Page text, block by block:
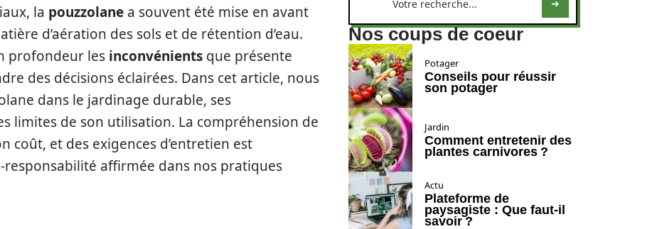
la pouzzolane a souvent été mise en avant
d’aération des sols et de rétention d’eau.
profondeur les inconvénients que présente
des décisions éclairées. Dans cet article, nous
dans le jardinage durable, ses
limites de son utilisation. La compréhension de
coût, et des exigences d’entretien est
affirmée dans nos pratiques
Nos coups de coeur
Potager
Conseils pour réussir
son potager
Jardin
Comment entretenir des
plantes carnivores ?
Actu
Plateforme de
paysagiste : Que faut-il
savoir ?